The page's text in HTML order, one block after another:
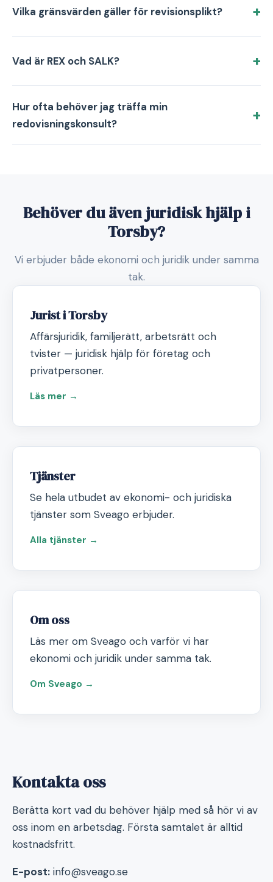
Vilka gränsvärden gäller för revisionsplikt?
Vad är REX och SALK?
Hur ofta behöver jag träffa min
redovisningskonsult?
Behöver du även juridisk hjälp i
Torsby?
Vi erbjuder både ekonomi och juridik under samma
tak.
Jurist i Torsby
Affärsjuridik, familjerätt, arbetsrätt och
tvister — juridisk hjälp för företag och
privatpersoner.
Läs mer →
Tjänster
Se hela utbudet av ekonomi- och juridiska
tjänster som Sveago erbjuder.
Alla tjänster →
Om oss
Läs mer om Sveago och varför vi har
ekonomi och juridik under samma tak.
Om Sveago →
Kontakta oss
Berätta kort vad du behöver hjälp med så hör vi av
oss inom en arbetsdag. Första samtalet är alltid
kostnadsfritt.
E-post: info@sveago.se